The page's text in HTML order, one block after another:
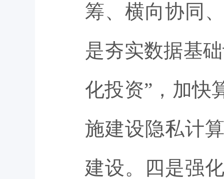
筹、横向协同
是夯实数据基
化投资”，加快
施建设隐私计
建设。四是强